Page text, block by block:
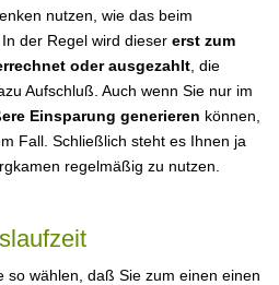
nutzen, wie das beim
der Regel wird dieser erst zum
oder ausgezahlt , die
Aufschluß. Auch wenn Sie nur im
Einsparung generieren können,
Fall. Schließlich steht es Ihnen ja
regelmäßig zu nutzen.
so wählen, daß Sie zum einen einen